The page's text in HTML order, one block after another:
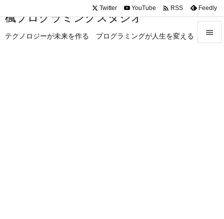
楓プログラミングスタジオ
テクノロジーが未来を作る プログラミングが人生を変える 
Twitter YouTube  RSS Feedly